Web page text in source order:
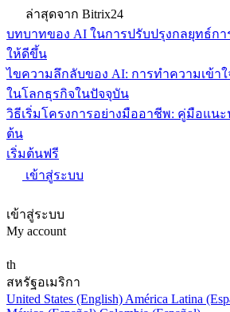
ล่าสุดจาก Bitrix24
บทบาทของ AI ในการปรับปรุงกลยุทธ์ก
ให้ดีขึ้น
ไขความลึกลับของ AI: การทำความเข้า
ในโลกธุรกิจในปัจจุบัน
วิธีเริ่มโครงการอย่างมืออาชีพ: คู่มือแน
ต้น
เริ่มต้นฟรี
เข้าสู่ระบบ
เข้าสู่ระบบ
My account
th
สหรัฐอเมริกา
United States (English) América Latina